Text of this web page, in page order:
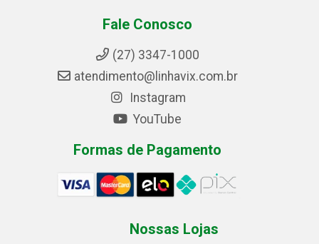
Fale Conosco
(27) 3347-1000
atendimento@linhavix.com.br
Instagram
YouTube
Formas de Pagamento
Nossas Lojas